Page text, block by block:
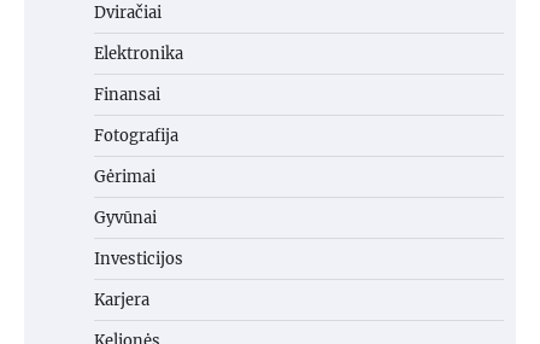
Dviračiai
Elektronika
Finansai
Fotografija
Gėrimai
Gyvūnai
Investicijos
Karjera